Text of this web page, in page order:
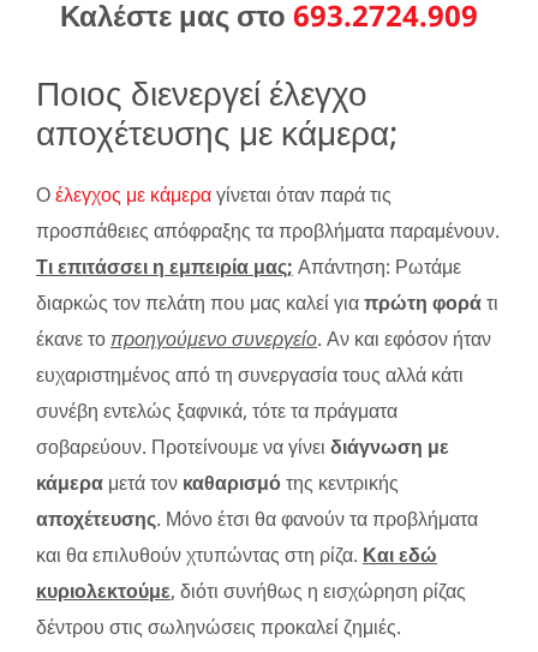
Καλέστε μας στο 693.2724.909
Ποιος διενεργεί έλεγχο
αποχέτευσης με κάμερα;
Οέλεγχος με κάμεραγίνεται όταν παρά τις
προσπάθειες απόφραξης τα προβλήματα παραμένουν.
Τι επιτάσσει η εμπειρία μας; Απάντηση: Ρωτάμε
διαρκώς τον πελάτη που μας καλεί γιαπρώτη φοράτι
έκανε το προηγούμενο συνεργείο. Αν και εφόσον ήταν
ευχαριστημένος από τη συνεργασία τους αλλά κάτι
συνέβη εντελώς ξαφνικά, τότε τα πράγματα
σοβαρεύουν. Προτείνουμε να γίνει διάγνωση με
κάμερα μετά τον καθαρισμότης κεντρικής
αποχέτευσης. Μόνο έτσι θα φανούν τα προβλήματα
και θα επιλυθούν χτυπώντας στη ρίζα. Και εδώ
κυριολεκτούμε, διότι συνήθως η εισχώρηση ρίζας
δέντρου στις σωληνώσεις προκαλεί ζημιές.